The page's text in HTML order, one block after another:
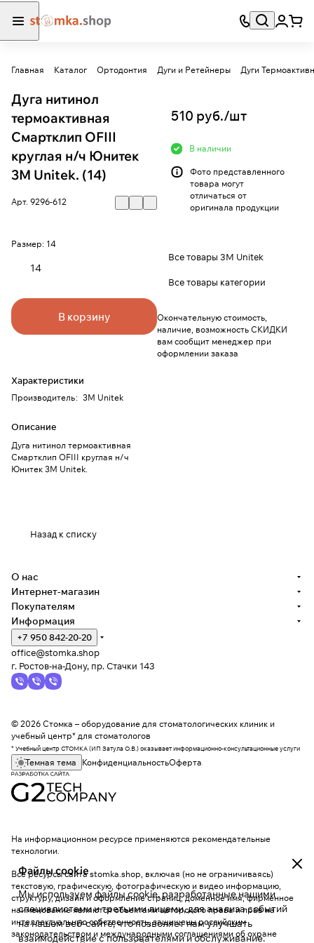
Главная Каталог Ортодонтия Дуги и Ретейнеры Дуги
Дуга нитинол
термоактивная
Смартклип OFIII
круглая н/ч Юнитек
3М Unitek. (14)
Арт. 9296-612
Размер: 14
14
В корзину
Характеристики
Производитель: 3M Unitek
Описание
Дуга нитинол термоактивная
Смартклип OFIII круглая н/ч
Юнитек 3М Unitek.
510 руб./шт
В наличии
Фото представленного
товара могут
отличаться от
оригинала продукции
Все товары 3M Unitek
Все товары категории
Окончательную стоимость,
наличие, возможность СКИДКИ
вам сообщит менеджер при
оформлении заказа
Назад к списку
Файлы cookie
Мы используем файлы cookie, разработанные нашими
специалистами и третьими лицами, для анализа событий
на нашем веб-сайте, что позволяет нам улучшать
взаимодействие с пользователями и обслуживание.
О нас
Интернет-магазин
Покупателям
Информация
+7 950 842-20-20
office@stomka.shop
г. Ростов-на-Дону, пр. Стачки 143
© 2026 Стомка – оборудование для стоматологических клиник и
учебный центр* для стоматологов
* Учебный центр СТОМКА (ИП Затула О.В.) оказывает информационно-консультационные услуги
Темная тема КонфиденциальностьОферта
На информационном ресурсе применяются рекомендательные
технологии.
Все ресурсы сайта stomka.shop, включая (но не ограничиваясь)
текстовую, графическую, фотографическую и видео информацию,
структуру, дизайн и оформление страниц, доменное имя, фирменное
наименование являются объектами авторского права и прав на
интеллектуальную собственность, защищены российским
законодательством и международными соглашениями об охране